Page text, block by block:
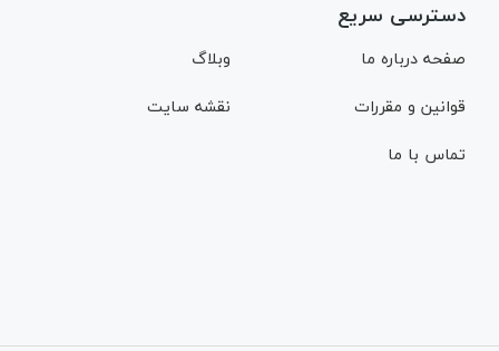
دسترسی سریع
صفحه درباره ما وبلاگ
قوانین و مقررات نقشه سایت
تماس با ما